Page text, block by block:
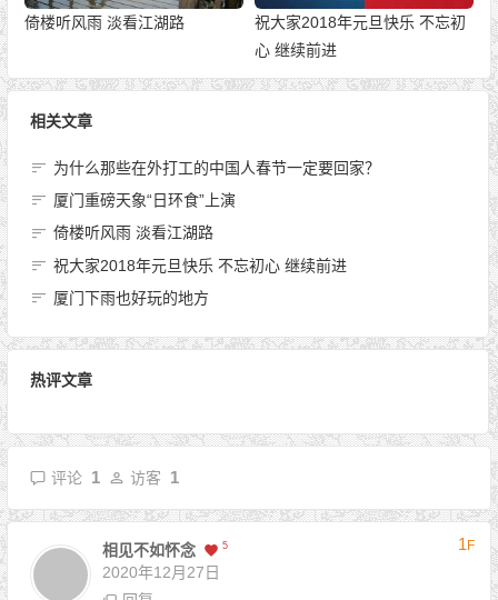
倚楼听风雨 淡看江湖路
祝大家2018年元旦快乐 不忘初
心 继续前进
相关文章
为什么那些在外打工的中国人春节一定要回家？
厦门重磅天象“日环食”上演
倚楼听风雨 淡看江湖路
祝大家2018年元旦快乐 不忘初心 继续前进
厦门下雨也好玩的地方
热评文章
评论 1 访客 1
相见不如怀念 5
2020年12月27日
1F